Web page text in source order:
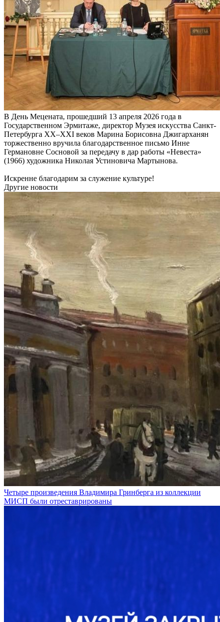
В День Мецената, прошедший 13 апреля 2026 года в
Государственном Эрмитаже, директор Музея искусства Санкт-
Петербурга XX–XXI веков Марина Борисовна Джигарханян
торжественно вручила благодарственное письмо Инне
Германовне Сосновой за передачу в дар работы «Невеста»
(1966) художника Николая Устиновича Мартынова.
Искренне благодарим за служение культуре!
Другие новости
Четыре произведения Владимира Гринберга из коллекции
МИСП были отреставрированы